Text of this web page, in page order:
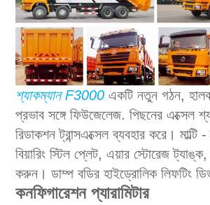
শ্যাকম্যান F3000 একটি নতুন গঠন,
প্রভাব সঙ্গে ফিউজেলেজ. পিছনের এক্সেল
রিডাকশন ট্রান্সএক্সেল ব্যবহার করে। মাল্টি
বিয়ারিং স্টিল প্লেট, এয়ার স্টোরেজ ট্যাঙ্ক,
করুন। ডাম্প বডির হাইড্রোলিক লিফটিং
কনফিগারেশন প্যারামিটার